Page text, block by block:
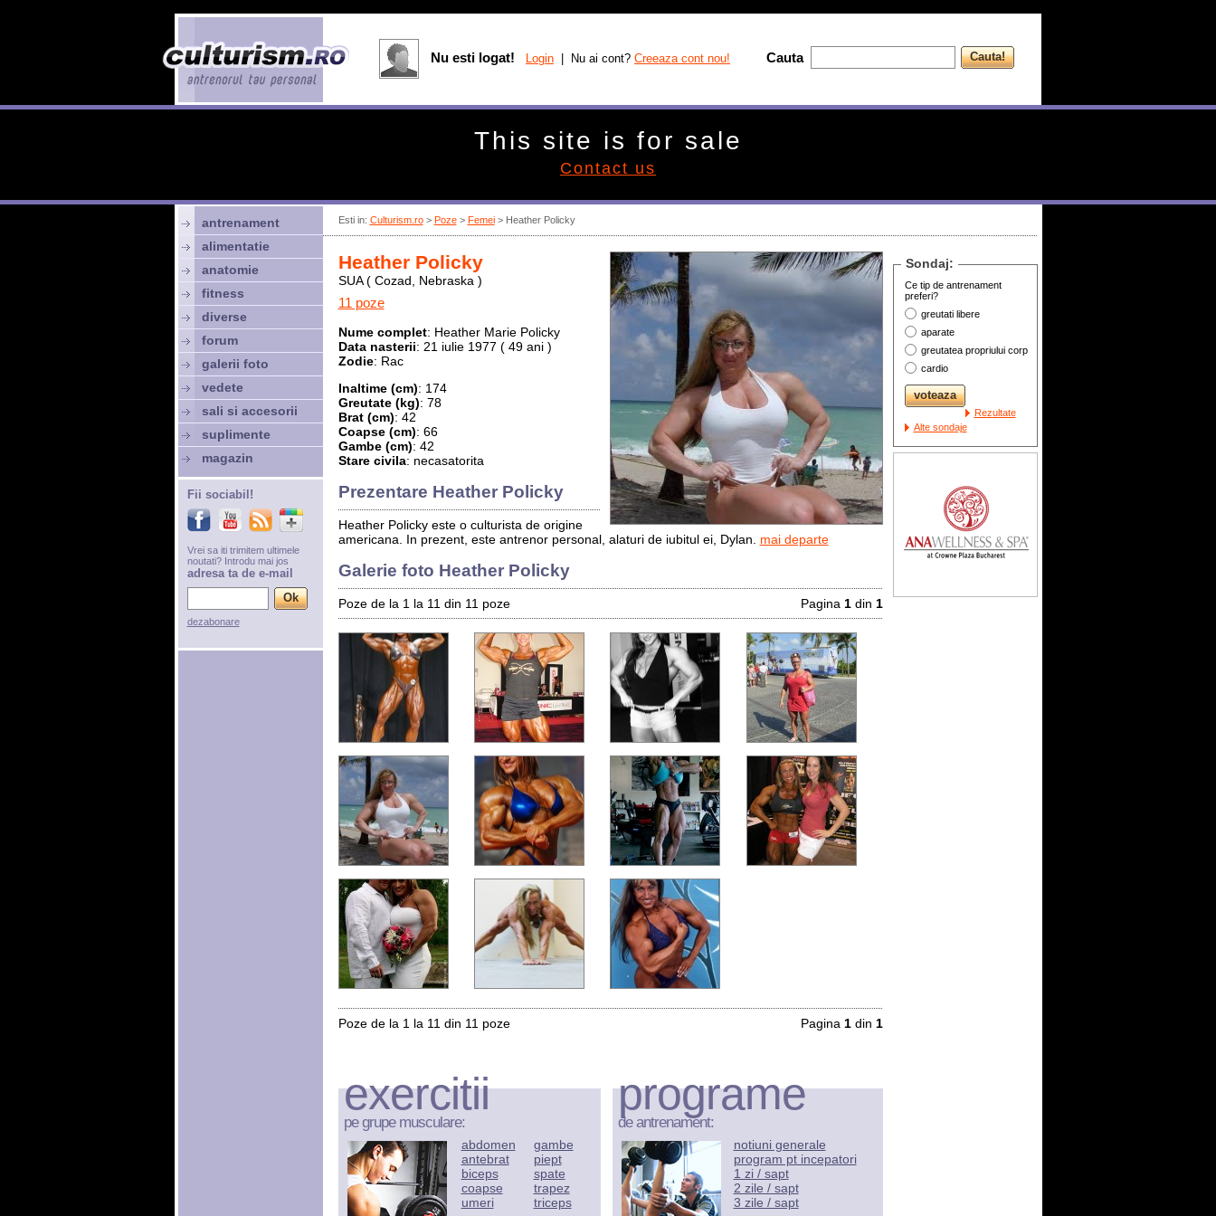
Esti in: Culturism.ro> Poze> Femei> Heather Policky
Heather Policky
SUA ( Cozad, Nebraska )
11 poze
Nume complet: Heather Marie Policky
Data nasterii: 21 iulie 1977 ( 49 ani )
Zodie: Rac
Inaltime (cm): 174
Greutate (kg): 78
Brat (cm): 42
Coapse (cm): 66
Gambe (cm): 42
Stare civila: necasatorita
Prezentare Heather Policky
Heather Policky este o culturista de origine
americana. In prezent, este antrenor personal, alaturi de iubitul ei, Dylan. mai departe
Galerie foto Heather Policky
Poze de la 1 la 11 din 11 poze Pagina 1din 1
Poze de la 1 la 11 din 11 poze Pagina 1din 1
Sondaj:
Ce tip de antrenament
preferi?
greutati libere
aparate
greutatea propriului corp
cardio
Rezultate
Alte sondaje
exercitii
pe grupe musculare:
abdomen
antebrat
biceps
coapse
umeri
gambe
piept
spate
trapez
triceps
programe
de antrenament:
notiuni generale
program pt incepatori
1 zi / sapt
2 zile / sapt
3 zile / sapt
antrenament
alimentatie
anatomie
fitness
diverse
forum
galerii foto
vedete
sali si accesorii
suplimente
magazin
Fii sociabil!
Vrei sa iti trimitem ultimele
noutati? Introdu mai jos
adresa ta de e-mail
dezabonare
Nu esti logat! Login | Nu ai cont? Creeaza cont nou! Cauta
This site is for sale
Contact us